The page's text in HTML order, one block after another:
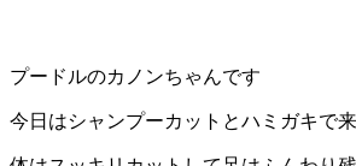
プードルのカノンちゃんです
今日はシャンプーカットとハミガキで